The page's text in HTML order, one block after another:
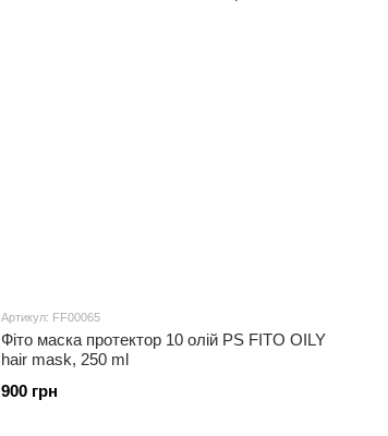
Артикул: FF00065
Фіто маска протектор 10 олій PS FITO OILY
hair mask, 250 ml
900 грн